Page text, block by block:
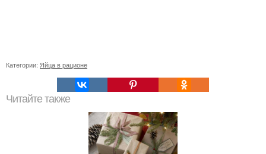
Категории: Яйца в рационе
Читайте также